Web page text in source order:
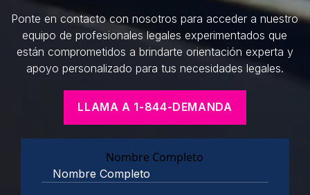
Ponte en contacto con nosotros para acceder a nuestro
equipo de profesionales legales experimentados que
están comprometidos a brindarte orientación experta y
apoyo personalizado para tus necesidades legales.
LLAMA A 1-844-DEMANDA
Nombre Completo